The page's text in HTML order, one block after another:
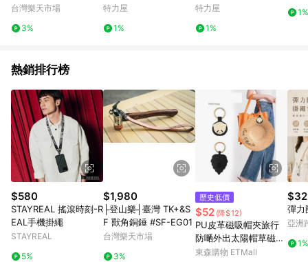
附2支鎖匙【GJ217】 1
台灣樂天市場
3%
特力屋
1%
特力屋
1%
1%
熱銷排行榜
$580
STAYREAL 搖滾時刻-R
EAL手機掛繩
STAYREAL
5%
$1,980
├登山樂┤臺灣 TK+&S
F 獸角銅錘 #SF-EG01
台灣樂天市場
3%
歷史低價
$52 (降$12)
PU皮革磁吸帽夾旅行
防嗮外出太陽帽草磁性
帽夾子便攜收納
東森購物 ETMall
彈力
亞洲
1%